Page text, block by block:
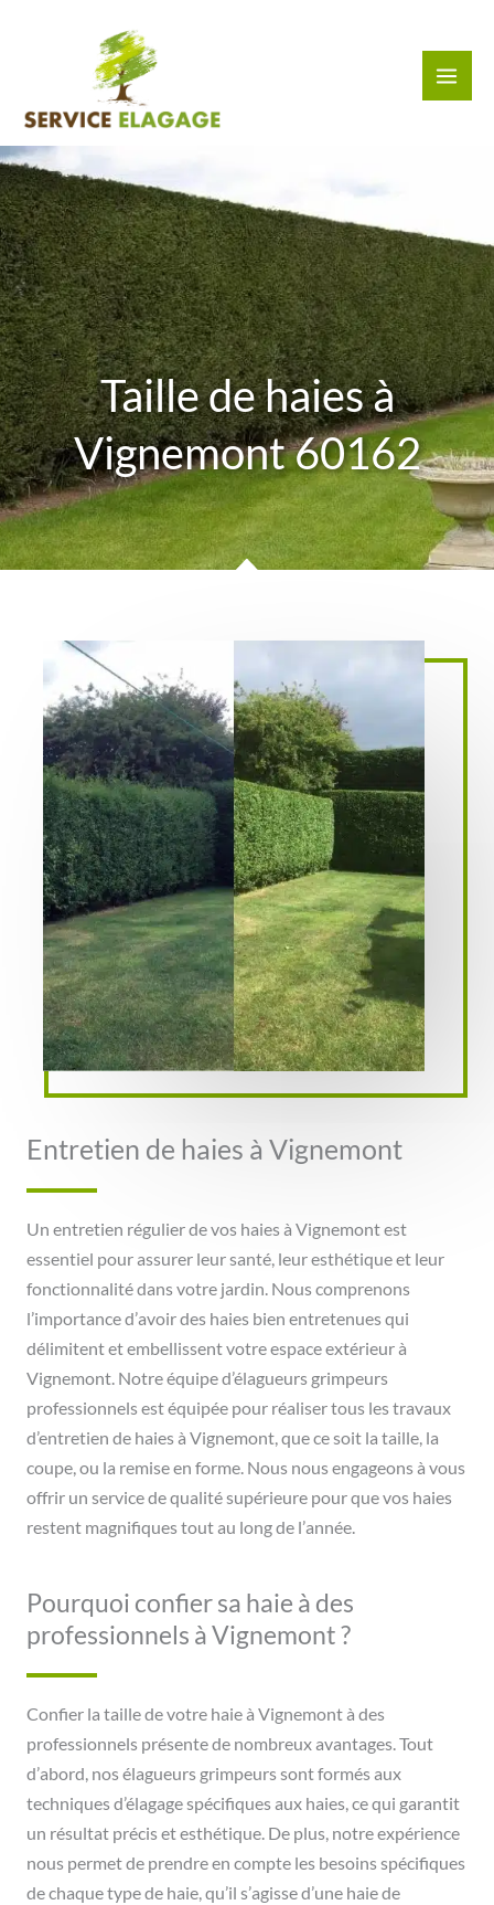
Taille de haies à
Vignemont 60162
Entretien de haies à Vignemont
Un entretien régulier de vos haies à Vignemont est
essentiel pour assurer leur santé, leur esthétique et leur
fonctionnalité dans votre jardin. Nous comprenons
l’importance d’avoir des haies bien entretenues qui
délimitent et embellissent votre espace extérieur à
Vignemont. Notre équipe d’élagueurs grimpeurs
professionnels est équipée pour réaliser tous les travaux
d’entretien de haies à Vignemont, que ce soit la taille, la
coupe, ou la remise en forme. Nous nous engageons à vous
offrir un service de qualité supérieure pour que vos haies
restent magnifiques tout au long de l’année.
Pourquoi confier sa haie à des
professionnels à Vignemont ?
Confier la taille de votre haie à Vignemont à des
professionnels présente de nombreux avantages. Tout
d’abord, nos élagueurs grimpeurs sont formés aux
techniques d’élagage spécifiques aux haies, ce qui garantit
un résultat précis et esthétique. De plus, notre expérience
nous permet de prendre en compte les besoins spécifiques
de chaque type de haie, qu’il s’agisse d’une haie de